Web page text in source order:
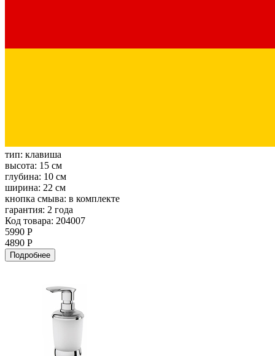
тип: клавиша
высота: 15 см
глубина: 10 см
ширина: 22 см
кнопка смыва: в комплекте
гарантия: 2 года
Код товара: 204007
5990 Р
4890 Р
Подробнее